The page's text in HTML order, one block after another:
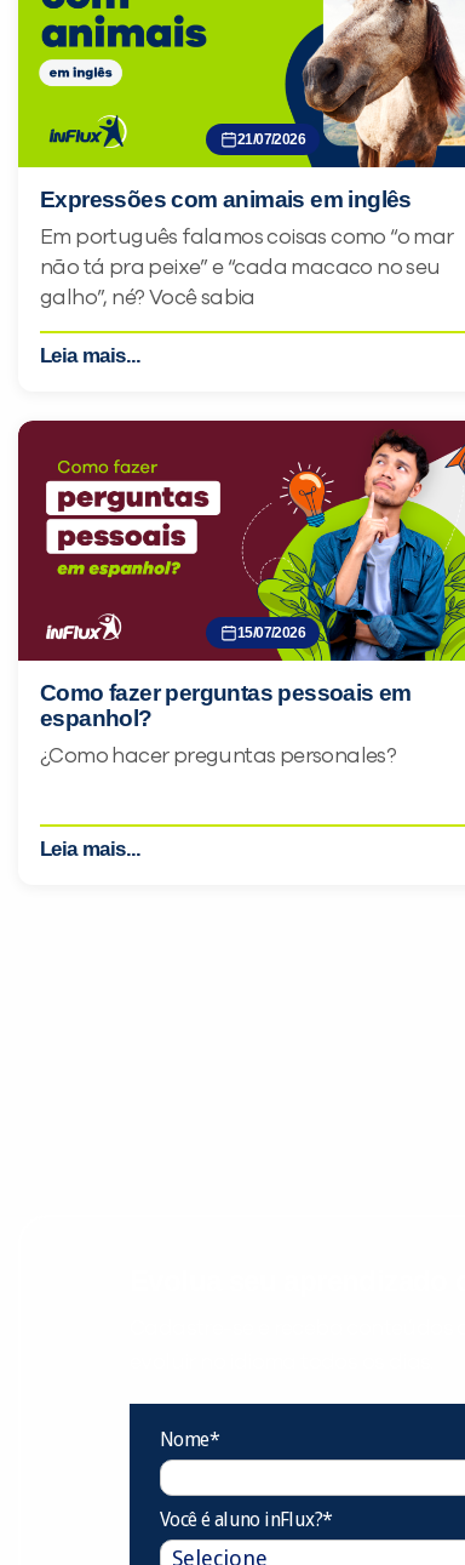
21/07/2026
Expressões com animais em inglês
Em português falamos coisas como “o mar
não tá pra peixe” e “cada macaco no seu
galho”, né? Você sabia
Leia mais...
15/07/2026
Como fazer perguntas pessoais em
espanhol?
¿Como hacer preguntas personales?
Leia mais...
Nome*
Você é aluno inFlux?*